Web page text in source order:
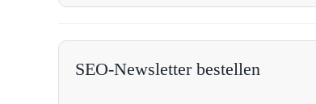
SEO-Newsletter bestellen